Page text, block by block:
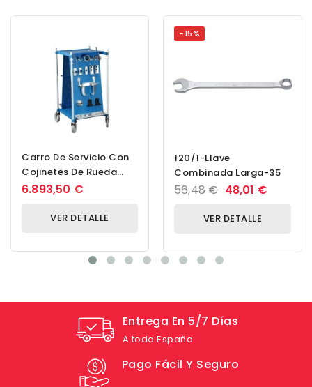
Carro De Servicio Con
Cojinetes De Rueda
Universales
6.893,50 €
VER DETALLE
-15%
120/1-Llave
Combinada Larga-35
56,48 € 48,01 €
VER DETALLE
Entrega En 5/7 Días
A toda España
Pago Fácil Y Seguro